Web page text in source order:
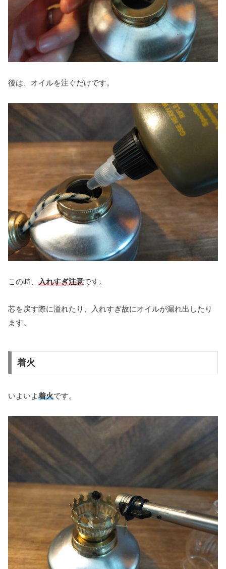
後は、オイルを注ぐだけです。
この時、 入れすぎ注意です。
芯を戻す際に溢れたり、入れすぎ故にオイルが漏れ出したり
ます。
着火
いよいよ着火です。